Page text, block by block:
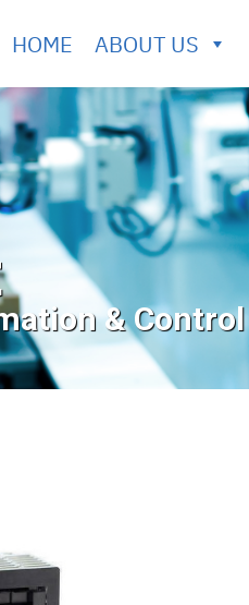
HOME ABOUT US
& Control